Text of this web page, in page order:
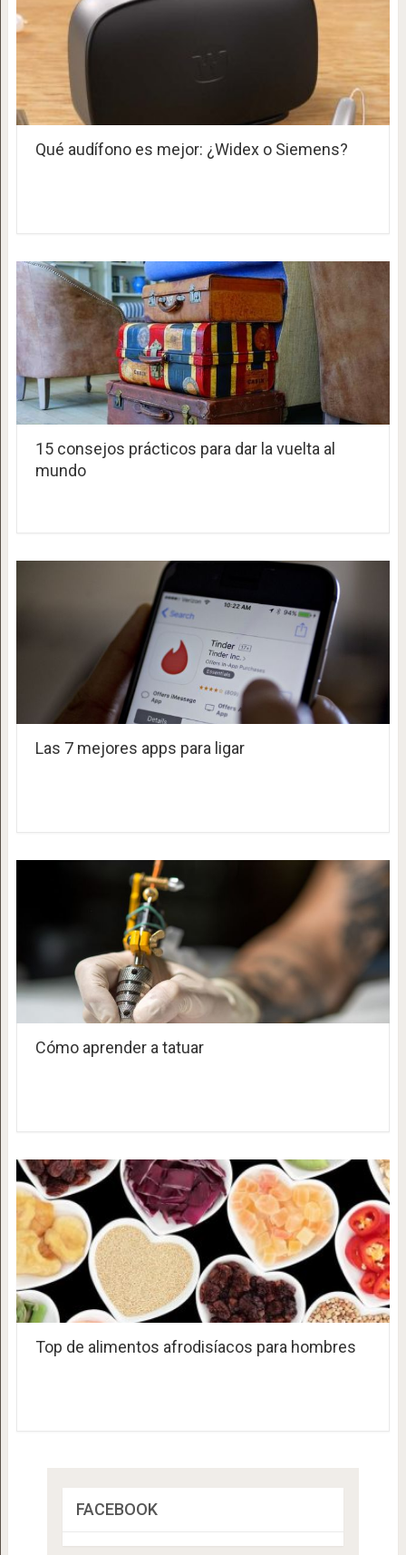
Qué audífono es mejor: ¿Widex o Siemens?
15 consejos prácticos para dar la vuelta al
mundo
Las 7 mejores apps para ligar
Cómo aprender a tatuar
Top de alimentos afrodisíacos para hombres
FACEBOOK